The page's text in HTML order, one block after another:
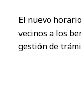
El nuevo
vecinos a los
gestión de